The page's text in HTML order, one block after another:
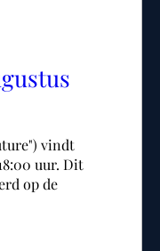
vindt
uur. Dit
op de